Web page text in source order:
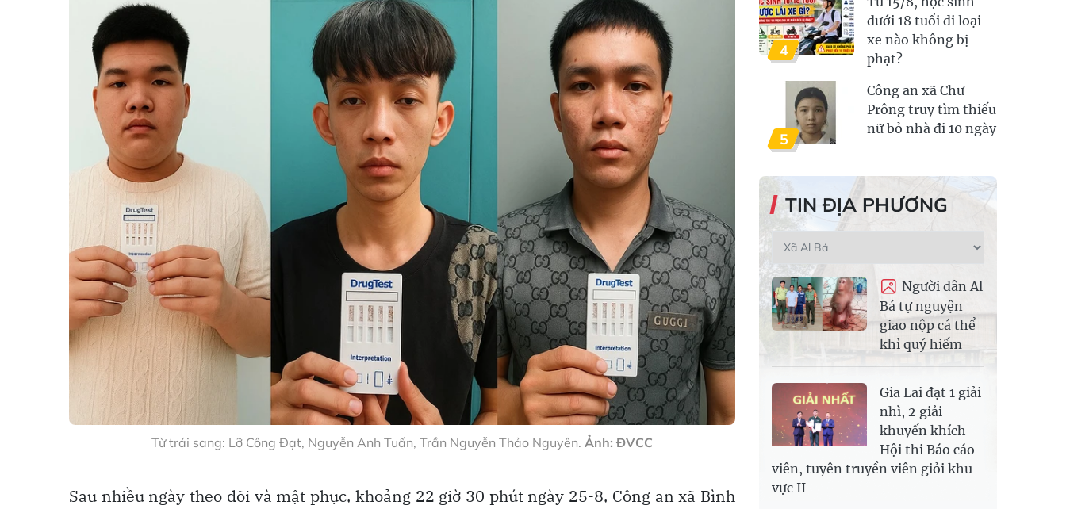
Từ trái sang: Lỡ Công Đạt, Nguyễn Anh Tuấn, Trần Nguyễn Thảo Nguyên. Ảnh: ĐVCC
Sau nhiều ngày theo dõi và mật phục, khoảng 22 giờ 30 phút ngày 25-8, Công an xã Bình
4
dưới 18 tuổi đi loại
xe nào không bị
phạt?
5
Công an xã Chư
Prông truy tìm thiếu
nữ bỏ nhà đi 10 ngày
TIN ĐỊA PHƯƠNG
Người dân Al
Bá tự nguyện
giao nộp cá thể
khỉ quý hiếm
Gia Lai đạt 1 giải
nhì, 2 giải
khuyến khích
Hội thi Báo cáo
viên, tuyên truyền viên giỏi khu
vực II